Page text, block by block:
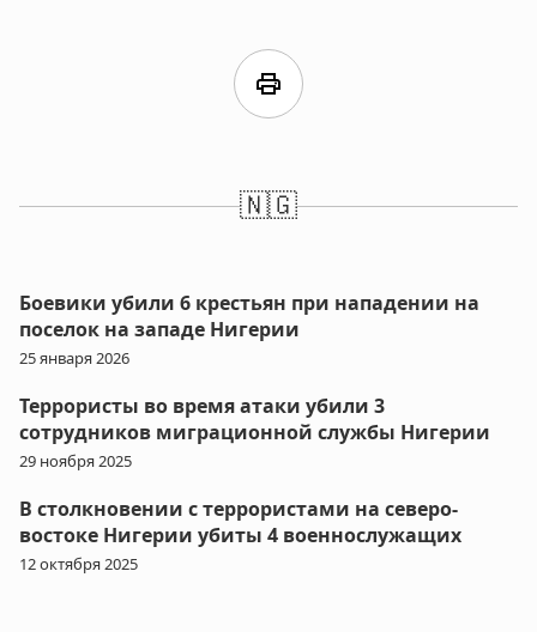
print
🇳🇬
Боевики убили 6 крестьян при нападении на
поселок на западе Нигерии
25 января 2026
Террористы во время атаки убили 3
сотрудников миграционной службы Нигерии
29 ноября 2025
В столкновении с террористами на северо-
востоке Нигерии убиты 4 военнослужащих
12 октября 2025